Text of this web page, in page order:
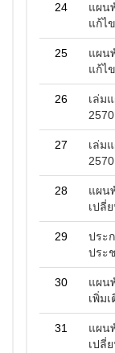
24
แผน
แก้ไ
25
แผน
แก้ไ
26
เล่ม
27
เล่ม
28
แผน
เปลี่
29
ประ
ประ
30
แผน
เพิ่ม
31
แผน
เปลี่